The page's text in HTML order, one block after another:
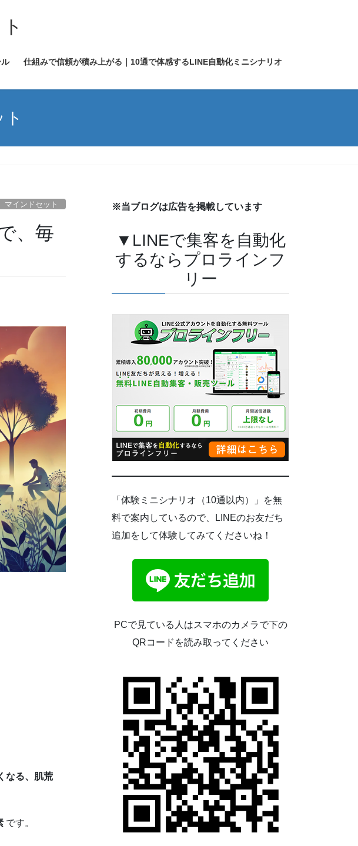
仕組みで信頼が積み上がる｜10通で体感するLINE自動化ミニシナリオ
マインドセット
、毎
なる、肌荒
です。
※当ブログは広告を掲載しています
▼LINEで集客を自動化
するならプロラインフ
リー
「体験ミニシナリオ（10通以内）」を無
料で案内しているので、LINEのお友だち
追加をして体験してみてくださいね！
PCで見ている人はスマホのカメラで下の
QRコードを読み取ってください